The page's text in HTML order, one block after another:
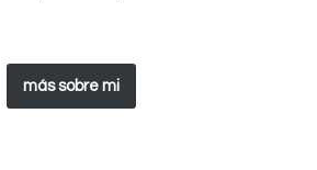
más sobre mi